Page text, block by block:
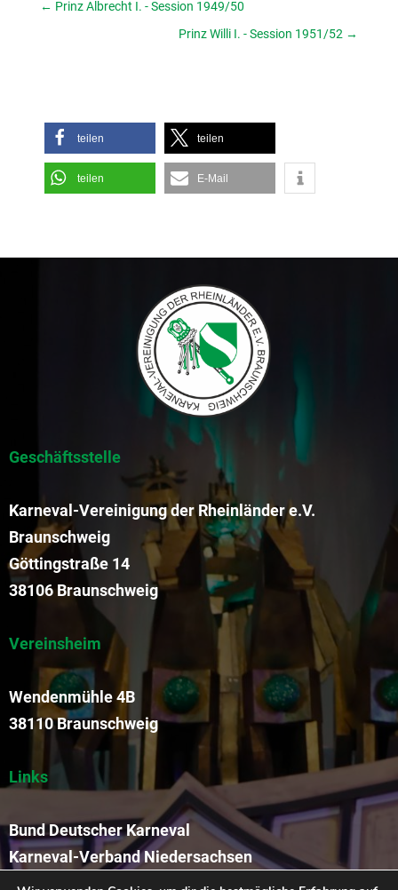
← Prinz Albrecht I. - Session 1949/50
Prinz Willi I. - Session 1951/52 →
teilen teilen
teilen E-Mail
Geschäftsstelle
Karneval-Vereinigung der Rheinländer e.V.
Braunschweig
Göttingstraße 14
38106 Braunschweig
Vereinsheim
Wendenmühle 4B
38110 Braunschweig
Links
Bund Deutscher Karneval
Karneval-Verband Niedersachsen
Funkengarde der KVR